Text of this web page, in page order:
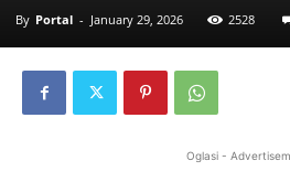
By Portal - January 29, 2026 2528
Oglasi -